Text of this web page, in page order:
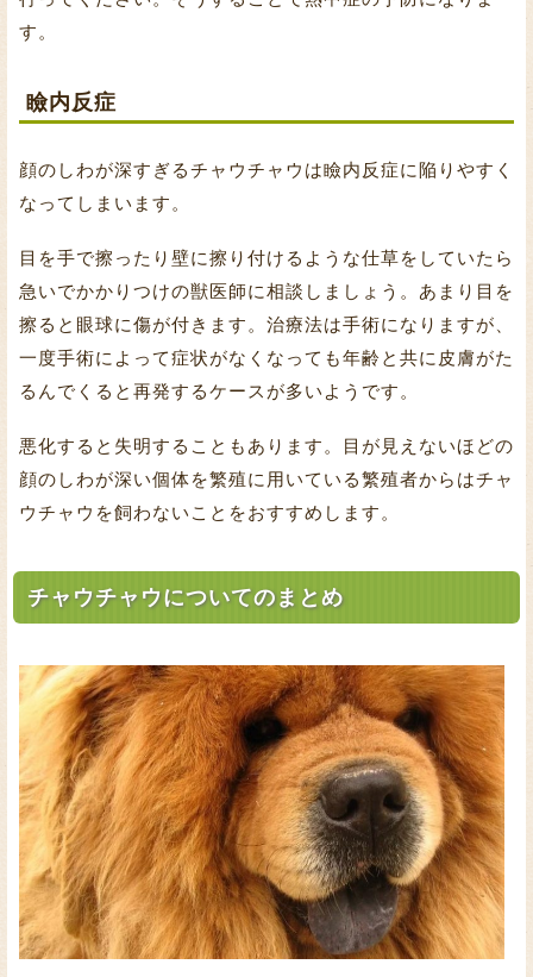
す。
瞼内反症
顔のしわが深すぎるチャウチャウは瞼内反症に陥りやすく
なってしまいます。
目を手で擦ったり壁に擦り付けるような仕草をしていたら
急いでかかりつけの獣医師に相談しましょう。あまり目を
擦ると眼球に傷が付きます。治療法は手術になりますが、
一度手術によって症状がなくなっても年齢と共に皮膚がた
るんでくると再発するケースが多いようです。
悪化すると失明することもあります。目が見えないほどの
顔のしわが深い個体を繁殖に用いている繁殖者からはチャ
ウチャウを飼わないことをおすすめします。
チャウチャウについてのまとめ